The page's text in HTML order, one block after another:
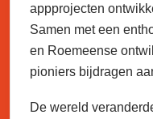
appprojecten
Samen met een
en Roemeense
pioniers bijdragen
De wereld